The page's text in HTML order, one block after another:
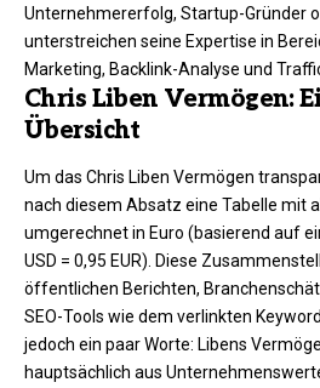
Unternehmererfolg, Startup-Gründer
unterstreichen seine Expertise in
Marketing, Backlink-Analyse und
Chris Liben Vermögen:
Übersicht
Um das Chris Liben Vermögen
nach diesem Absatz eine Tabelle mit
umgerechnet in Euro (basierend auf
USD = 0,95 EUR). Diese
öffentlichen Berichten,
SEO-Tools wie dem verlinkten
jedoch ein paar Worte: Libens
hauptsächlich aus